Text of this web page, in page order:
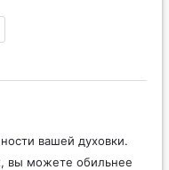
вашей духовки.
вы можете обильнее